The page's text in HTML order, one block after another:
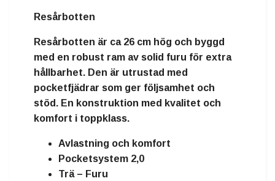
Resårbotten
Resårbotten är ca 26 cm hög och byggd
med en robust ram av solid furu för extra
hållbarhet. Den är utrustad med
pocketfjädrar som ger följsamhet och
stöd. En konstruktion med kvalitet och
komfort i toppklass.
Avlastning och komfort
Pocketsystem 2,0
Trä – Furu